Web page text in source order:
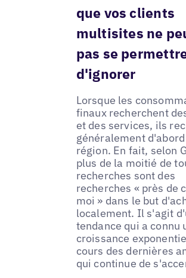
que vos clients
multisites ne
pas se
d'ignorer
Lorsque les
finaux recherchent
et des services, ils
généralement
région. En fait, selon
plus de la moitié de
recherches sont des
recherches « près de
moi » dans le but
localement. Il s'agit
tendance qui a connu
croissance
cours des dernières
qui continue de